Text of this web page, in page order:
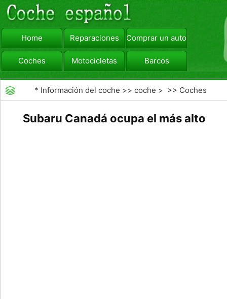
Home Reparaciones Comprar un automóvil
Coches Motocicletas Barcos
viajar Camiones
* Información del coche >>coche > >> Coches
Subaru Canadá ocupa el más alto